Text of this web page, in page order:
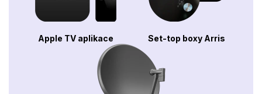
Apple TV aplikace Set-top boxy Arris